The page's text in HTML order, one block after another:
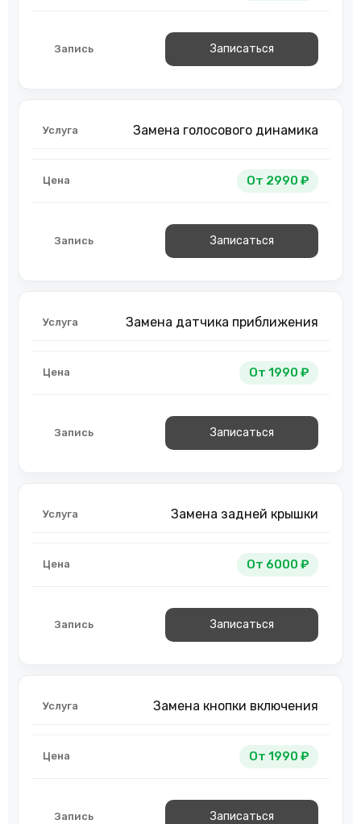
Записаться
Замена голосового динамика
От 2990 ₽
Записаться
Замена датчика приближения
От 1990 ₽
Записаться
Замена задней крышки
От 6000 ₽
Записаться
Замена кнопки включения
От 1990 ₽
Записаться